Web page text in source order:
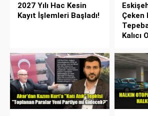
2027 Yılı Hac Kesin
Kayıt İşlemleri Başladı!
Çeken
Kalıcı